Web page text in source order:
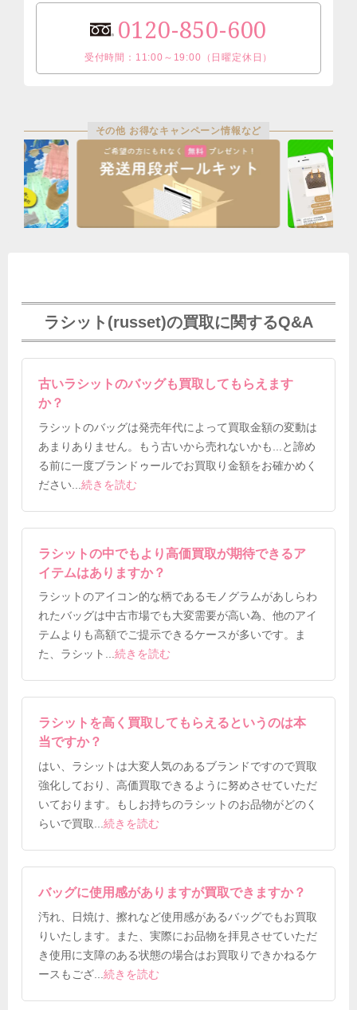
0120-850-600
受付時間：11:00～19:00（日曜定休日）
その他 お得なキャンペーン情報など
ラシット(russet)の買取に関するQ&A
古いラシットのバッグも買取してもらえます
か？
ラシットのバッグは発売年代によって買取金額の変動は
あまりありません。もう古いから売れないかも...と諦め
る前に一度ブランドゥールでお買取り金額をお確かめく
ださい ...続きを読む
ラシットの中でもより高価買取が期待できるア
イテムはありますか？
ラシットのアイコン的な柄であるモノグラムがあしらわ
れたバッグは中古市場でも大変需要が高い為、他のアイ
テムよりも高額でご提示できるケースが多いです。ま
た、ラシット ...続きを読む
ラシットを高く買取してもらえるというのは本
当ですか？
はい、ラシットは大変人気のあるブランドですので買取
強化しており、高価買取できるように努めさせていただ
いております。もしお持ちのラシットのお品物がどのく
らいで買取 ...続きを読む
バッグに使用感がありますが買取できますか？
汚れ、日焼け、擦れなど使用感があるバッグでもお買取
りいたします。また、実際にお品物を拝見させていただ
き使用に支障のある状態の場合はお買取りできかねるケ
ースもござ...続きを読む